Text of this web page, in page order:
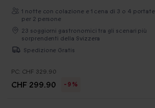
1 notte con colazione e 1 cena di 3 o 4 portate
per 2 persone
23 soggiorni gastronomici tra gli scenari più
sorprendenti della Svizzera
Spedizione Gratis
PC: CHF 329.90
CHF 299.90 -9%